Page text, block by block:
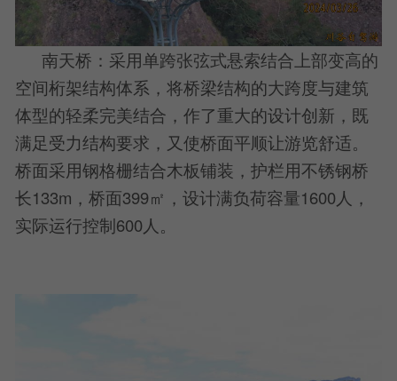
南天桥：采用单跨张弦式悬索结合上部变高的
空间桁架结构体系，将桥梁结构的大跨度与建筑
体型的轻柔完美结合，作了重大的设计创新，既
满足受力结构要求，又使桥面平顺让游览舒适。
桥面采用钢格栅结合木板铺装，护栏用不锈钢桥
长133m，桥面399㎡，设计满负荷容量1600人，
实际运行控制600人。